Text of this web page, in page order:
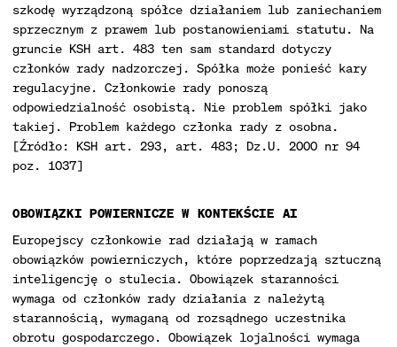
szkodę wyrządzoną spółce działaniem lub zaniechaniem
sprzecznym z prawem lub postanowieniami statutu. Na
gruncie KSH art. 483 ten sam standard dotyczy
członków rady nadzorczej. Spółka może ponieść kary
regulacyjne. Członkowie rady ponoszą
odpowiedzialność osobistą. Nie problem spółki jako
takiej. Problem każdego członka rady z osobna.
[Źródło: KSH art. 293, art. 483; Dz.U. 2000 nr 94
poz. 1037]
OBOWIĄZKI POWIERNICZE W KONTEKŚCIE AI
Europejscy członkowie rad działają w ramach
obowiązków powierniczych, które poprzedzają sztuczną
inteligencję o stulecia. Obowiązek staranności
wymaga od członków rady działania z należytą
starannością, wymaganą od rozsądnego uczestnika
obrotu gospodarczego. Obowiązek lojalności wymaga